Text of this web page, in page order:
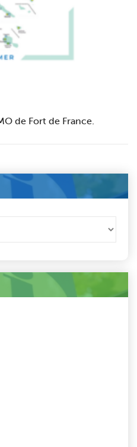
de Fort de France.